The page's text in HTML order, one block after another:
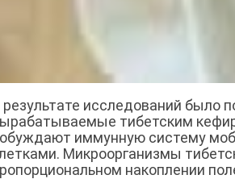
результате исследований было
тибетским
иммунную систему
Микроорганизмы
накоплении